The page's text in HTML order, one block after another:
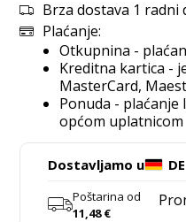
Brza dostava 1 radni
Plaćanje:
Otkupnina -
Kreditna kartica -
MasterCard,
Ponuda -
općom uplatnicom
Dostavljamo u DE
Poštarina od
11,48€